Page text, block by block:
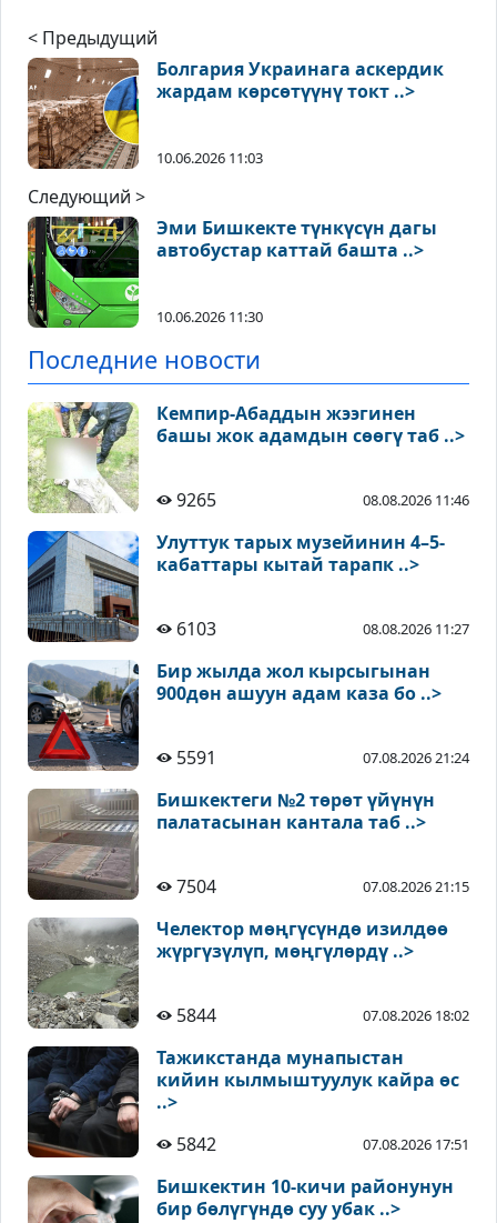
< Предыдущий
Болгария Украинага аскердик
жардам көрсөтүүнү токт ..>
10.06.2026 11:03
Следующий >
Эми Бишкекте түнкүсүн дагы
автобустар каттай башта ..>
10.06.2026 11:30
Последние новости
Кемпир-Абаддын жээгинен
башы жок адамдын сөөгү таб ..>
9265 08.08.2026 11:46
Улуттук тарых музейинин 4–5-
кабаттары кытай тарапк ..>
6103 08.08.2026 11:27
Бир жылда жол кырсыгынан
900дөн ашуун адам каза бо ..>
5591 07.08.2026 21:24
Бишкектеги №2 төрөт үйүнүн
палатасынан кантала таб ..>
7504 07.08.2026 21:15
Челектор мөңгүсүндө изилдөө
жүргүзүлүп, мөңгүлөрдү ..>
5844 07.08.2026 18:02
Тажикстанда мунапыстан
кийин кылмыштуулук кайра өс
..>
5842
07.08.2026 17:51
Бишкектин 10-кичи районунун
бир бөлүгүндө суу убак ..>